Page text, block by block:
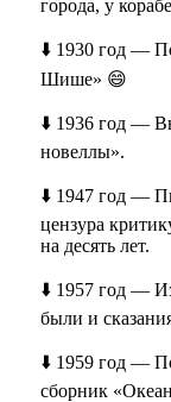
города, у
⬇️ 1930 год —
Шише» 😄
⬇️ 1936 год —
новеллы».
⬇️ 1947 год —
цензура
на десять лет.
⬇️ 1957 год —
были и
⬇️ 1959 год —
сборник